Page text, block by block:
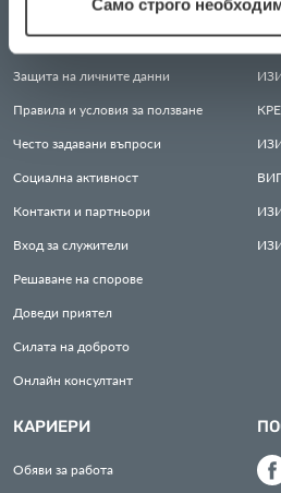
Само строго
Всичко за нас
Защита на личните данни
Правила и условия за ползване
Често задавани въпроси
Социална активност
Контакти и партньори
Вход за служители
Решаване на спорове
Доведи приятел
Силата на доброто
Онлайн консултант
КАРИЕРИ
Обяви за работа